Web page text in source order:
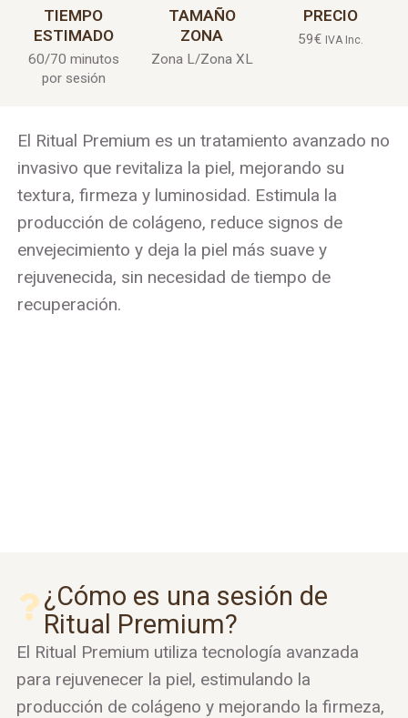
TIEMPO
ESTIMADO
60/70 minutos
por sesión
TAMAÑO
ZONA
Zona L/Zona XL
PRECIO
59€ IVA Inc.
El Ritual Premium es un tratamiento avanzado no
invasivo que revitaliza la piel, mejorando su
textura, firmeza y luminosidad. Estimula la
producción de colágeno, reduce signos de
envejecimiento y deja la piel más suave y
rejuvenecida, sin necesidad de tiempo de
recuperación.
¿Cómo es una sesión de
Ritual Premium?
El Ritual Premium utiliza tecnología avanzada
para rejuvenecer la piel, estimulando la
producción de colágeno y mejorando la firmeza,